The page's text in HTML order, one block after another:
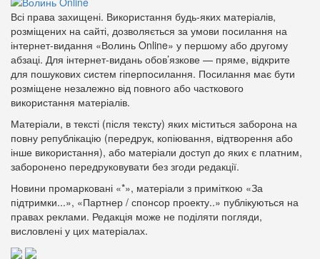
Всі права захищені. Використання будь-яких матеріалів,
розміщених на сайті, дозволяється за умови посилання на
інтернет-видання «Волинь Online» у першому або другому
абзаці. Для інтернет-видань обов’язкове — пряме, відкрите
для пошукових систем гіперпосилання. Посилання має бути
розміщене незалежно від повного або часткового
використання матеріалів.
Матеріали, в тексті (після тексту) яких міститься заборона на
повну републікацію (передрук, копіювання, відтворення або
інше використання), або матеріали доступ до яких є платним,
заборонено передруковувати без згоди редакції.
Новини промарковані «*», матеріали з приміткою «За
підтримки...», «Партнер / спонсор проекту..» публікуються на
правах реклами. Редакція може не поділяти погляди,
висловлені у цих матеріалах.